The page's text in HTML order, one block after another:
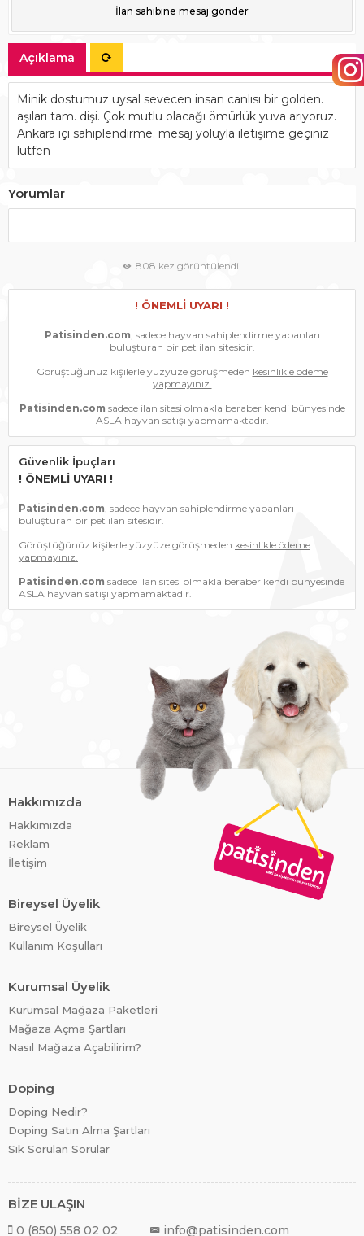
İlan sahibine mesaj gönder
Açıklama
Minik dostumuz uysal sevecen insan canlısı bir golden.
aşıları tam. dişi. Çok mutlu olacağı ömürlük yuva arıyoruz.
Ankara içi sahiplendirme. mesaj yoluyla iletişime geçiniz
lütfen
Yorumlar
808 kez görüntülendi.
! ÖNEMLİ UYARI !
Patisinden.com, sadece hayvan sahiplendirme yapanları
buluşturan bir pet ilan sitesidir.
Görüştüğünüz kişilerle yüzyüze görüşmeden kesinlikle ödeme
yapmayınız.
Patisinden.com sadece ilan sitesi olmakla beraber kendi bünyesinde
ASLA hayvan satışı yapmamaktadır.
Güvenlik İpuçları
! ÖNEMLİ UYARI !
Patisinden.com, sadece hayvan sahiplendirme yapanları
buluşturan bir pet ilan sitesidir.
Görüştüğünüz kişilerle yüzyüze görüşmeden kesinlikle ödeme
yapmayınız.
Patisinden.com sadece ilan sitesi olmakla beraber kendi bünyesinde
ASLA hayvan satışı yapmamaktadır.
Hakkımızda
Hakkımızda
Reklam
İletişim
Bireysel Üyelik
Bireysel Üyelik
Kullanım Koşulları
Kurumsal Üyelik
Kurumsal Mağaza Paketleri
Mağaza Açma Şartları
Nasıl Mağaza Açabilirim?
Doping
Doping Nedir?
Doping Satın Alma Şartları
Sık Sorulan Sorular
BİZE ULAŞIN
0 (850) 558 02 02 info@patisinden.com